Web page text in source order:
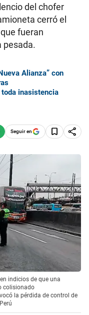
del chofer
cerró el
fueran
pesada.
Alianza” con
toda inasistencia
Seguir en
indicios de que una
colisionado
la pérdida de control de